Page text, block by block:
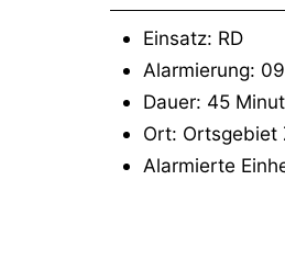
Einsatz: RD
Alarmierung:
Dauer: ️45
Ort: Ortsgebiet
Alarmierte